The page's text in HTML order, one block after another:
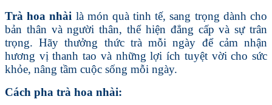
Trà hoa nhài là món quà tinh tế, sang trọng dành cho
bản thân và người thân, thể hiện đẳng cấp và sự trân
trọng. Hãy thưởng thức trà mỗi ngày để cảm nhận
hương vị thanh tao và những lợi ích tuyệt vời cho sức
khỏe, nâng tầm cuộc sống mỗi ngày.
Cách pha trà hoa nhài: